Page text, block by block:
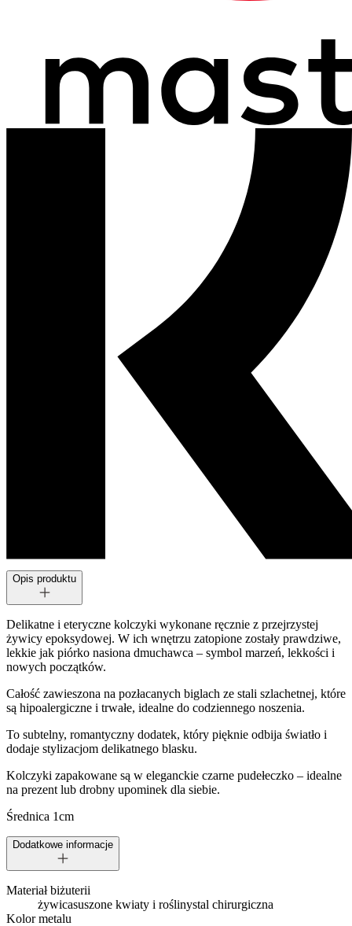
Opis produktu
Delikatne i eteryczne kolczyki wykonane ręcznie z przejrzystej
żywicy epoksydowej. W ich wnętrzu zatopione zostały prawdziwe,
lekkie jak piórko nasiona dmuchawca – symbol marzeń, lekkości i
nowych początków.
Całość zawieszona na pozłacanych biglach ze stali szlachetnej, które
są hipoalergiczne i trwałe, idealne do codziennego noszenia.
To subtelny, romantyczny dodatek, który pięknie odbija światło i
dodaje stylizacjom delikatnego blasku.
Kolczyki zapakowane są w eleganckie czarne pudełeczko – idealne
na prezent lub drobny upominek dla siebie.
Średnica 1cm
Dodatkowe informacje
Materiał biżuterii
żywicasuszone kwiaty i roślinystal chirurgiczna
Kolor metalu